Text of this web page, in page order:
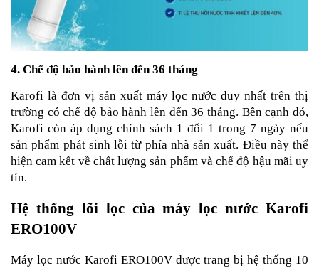
4. Chế độ bảo hành lên đến 36 tháng
Karofi là đơn vị sản xuất máy lọc nước duy nhất trên thị
trường có chế độ bảo hành lên đến 36 tháng. Bên cạnh đó,
Karofi còn áp dụng chính sách 1 đổi 1 trong 7 ngày nếu
sản phẩm phát sinh lỗi từ phía nhà sản xuất. Điều này thể
hiện cam kết về chất lượng sản phẩm và chế độ hậu mãi uy
tín.
Hệ thống lõi lọc của máy lọc nước Karofi
ERO100V
Máy lọc nước Karofi ERO100V được trang bị hệ thống 10